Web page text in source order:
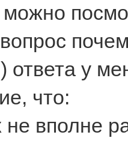
ответа у
что:
не вполне